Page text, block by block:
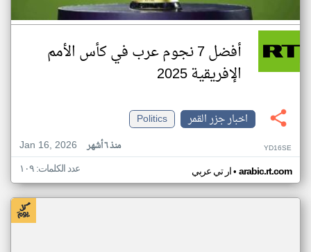
أفضل 7 نجوم عرب في كأس الأمم
الإفريقية 2025
اخبار جزر القمر
Politics
Jan 16, 2026
منذ ٦ أشهر YD16SE
ار تي عربي• arabic.rt.com عدد الكلمات: ١٠٩